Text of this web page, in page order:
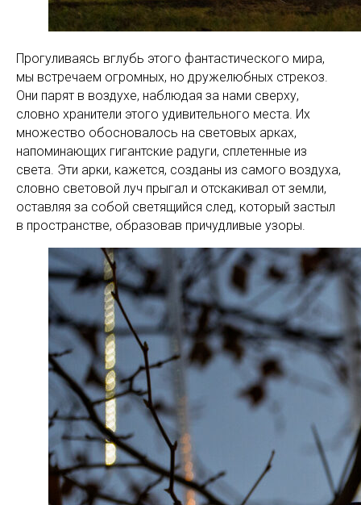
Прогуливаясь вглубь этого фантастического мира,
мы встречаем огромных, но дружелюбных стрекоз.
Они парят в воздухе, наблюдая за нами сверху,
словно хранители этого удивительного места. Их
множество обосновалось на световых арках,
напоминающих гигантские радуги, сплетенные из
света. Эти арки, кажется, созданы из самого воздуха,
словно световой луч прыгал и отскакивал от земли,
оставляя за собой светящийся след, который застыл
в пространстве, образовав причудливые узоры.